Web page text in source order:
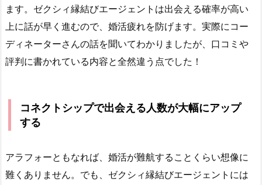
ます。ゼクシィ縁結びエージェントは出会える確率が高い
上に話が早く進むので、婚活疲れを防げます。実際にコー
ディネーターさんの話を聞いてわかりましたが、口コミや
評判に書かれている内容と全然違う点でした！
コネクトシップで出会える人数が大幅にアップ
する
アラフォーともなれば、婚活が難航することくらい想像に
難くありません。でも、ゼクシィ縁結びエージェントには